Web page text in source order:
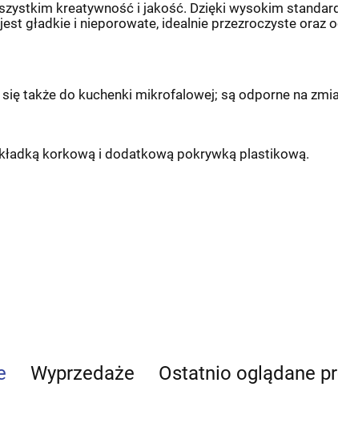
kreatywność i jakość. Dzięki wysokim
gładkie i nieporowate, idealnie przezroczyste oraz
także do kuchenki mikrofalowej; są odporne na
korkową i dodatkową pokrywką plastikową.
Wyprzedaże Ostatnio oglądane